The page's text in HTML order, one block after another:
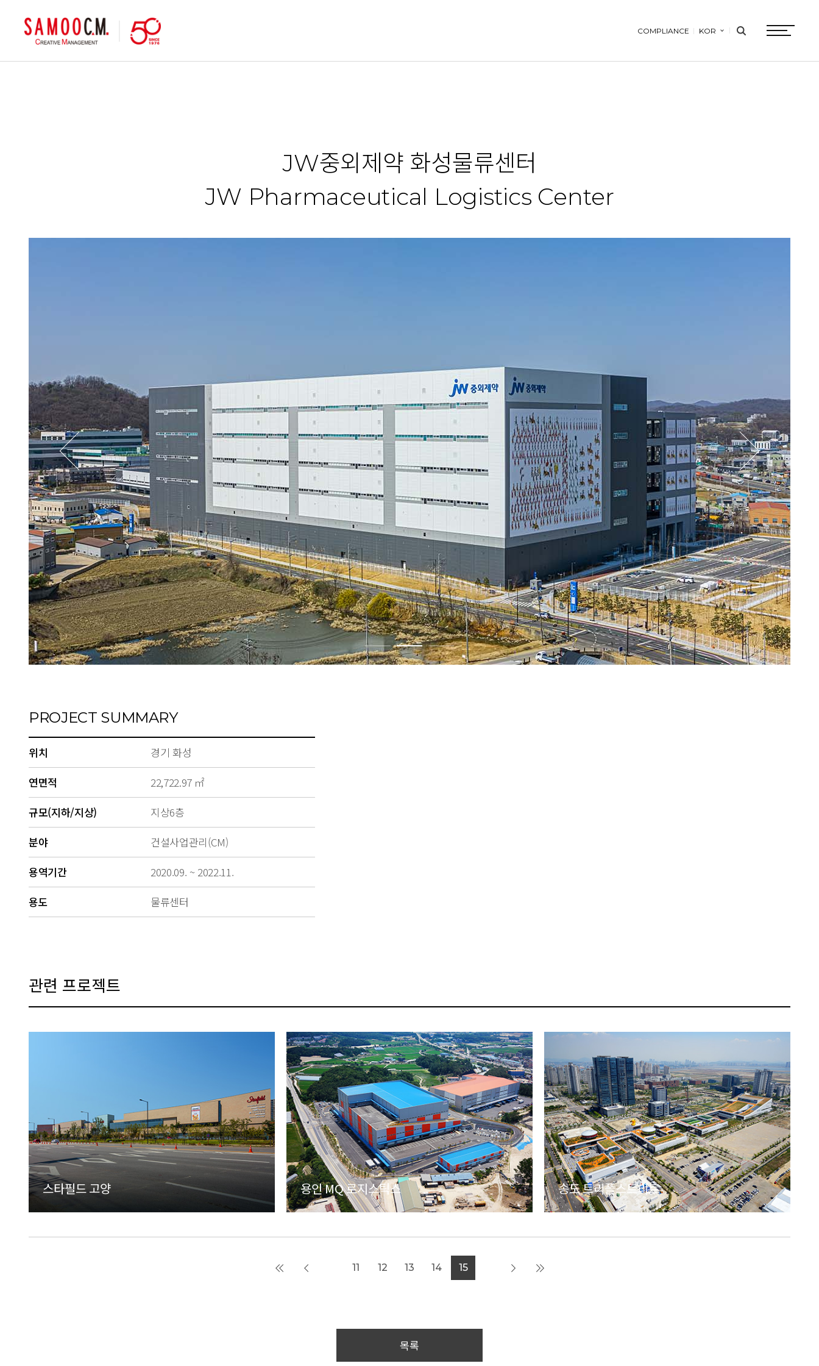
samoocm
COMPLIANCE
KOR
search
JW중외제약 화성물류센터
JW Pharmaceutical Logistics Center
PROJECT SUMMARY
위치
경기 화성
연면적
22,722.97 ㎡
규모(지하/지상)
지상6층
분야
건설사업관리(CM)
용역기간
2020.09. ~ 2022.11.
용도
물류센터
관련 프로젝트
스타필드 고양 용인 MQ 로지스틱스 송도 트리플스트리트
11 12 13 14 15
목록